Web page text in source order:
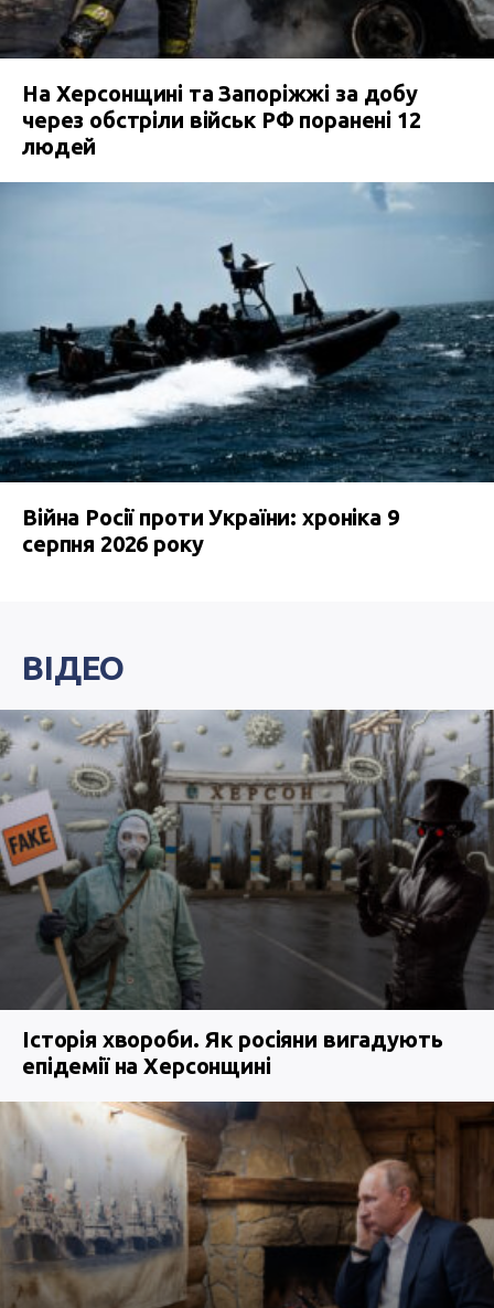
На Херсонщині та Запоріжжі за добу
через обстріли військ РФ поранені 12
людей
Війна Росії проти України: хроніка 9
серпня 2026 року
ВІДЕО
Історія хвороби. Як росіяни вигадують
епідемії на Херсонщині